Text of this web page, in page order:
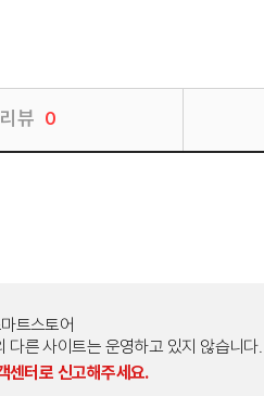
리뷰 0
트스토어
른 사이트는 운영하고 있지 않습니다.
센터로 신고해주세요.